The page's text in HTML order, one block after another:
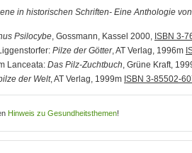
in historischen Schriften- Eine Anthologie
Psilocybe, Gossmann, Kassel 2000, ISBN 3-
Pilze der Götter, AT Verlag, 1996m
Lanceata: Das Pilz-Zuchtbuch, Grüne Kraft,
der Welt, AT Verlag, 1999m ISBN 3-85502-
Hinweis zu Gesundheitsthemen!